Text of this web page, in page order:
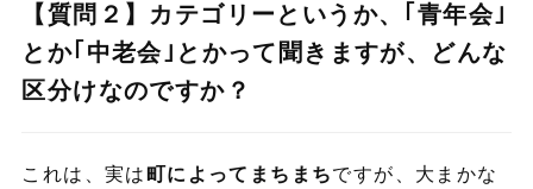
【質問２】カテゴリーというか、｢青年会｣
とか｢中老会｣とかって聞きますが、どんな
区分けなのですか？
これは、実は町によってまちまちですが、大まかな